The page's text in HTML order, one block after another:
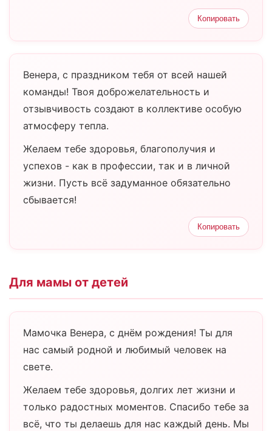
Копировать
Венера, с праздником тебя от всей нашей
команды! Твоя доброжелательность и
отзывчивость создают в коллективе особую
атмосферу тепла.
Желаем тебе здоровья, благополучия и
успехов - как в профессии, так и в личной
жизни. Пусть всё задуманное обязательно
сбывается!
Копировать
Для мамы от детей
Мамочка Венера, с днём рождения! Ты для
нас самый родной и любимый человек на
свете.
Желаем тебе здоровья, долгих лет жизни и
только радостных моментов. Спасибо тебе за
всё, что ты делаешь для нас каждый день. Мы